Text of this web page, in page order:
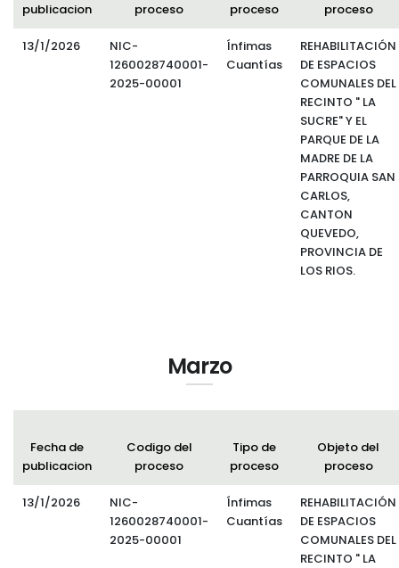
publicacion
proceso
proceso
proceso
13/1/2026
NIC-
1260028740001-
2025-00001
Ínfimas
Cuantías
REHABILITACIÓN
DE ESPACIOS
COMUNALES DEL
RECINTO " LA
SUCRE" Y EL
PARQUE DE LA
MADRE DE LA
PARROQUIA SAN
CARLOS,
CANTON
QUEVEDO,
PROVINCIA DE
LOS RIOS.
Marzo
Fecha de
publicacion
Codigo del
proceso
Tipo de
proceso
Objeto del
proceso
13/1/2026
NIC-
1260028740001-
2025-00001
Ínfimas
Cuantías
REHABILITACIÓN
DE ESPACIOS
COMUNALES DEL
RECINTO " LA